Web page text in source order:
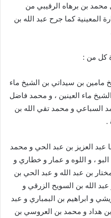
بن برهاه الرقيبي من
المعينية كما جرح عبد الله بن
كل من :
مامين بن سيداتي بن الشيخ ماء
ماء العينين ، و محمد فاضل
السباعي و محمد تقي الله بن
.
عبد العزيز بن عبد الحي و محمد
البو ، و اللوه و عمار و خطاري و
بن عبد الله و عبد الحي بن
الله بن السويح الزرقي و
و ابراهيم بن البمباري و عبد
بن هداد و محمد بن العروسي بن